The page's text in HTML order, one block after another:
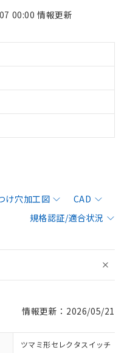
00:00 情報更新
け穴加工図
CAD
規格認証/適合状況
情報更新：2026/05/21
ツマミ形セレクタスイッチ